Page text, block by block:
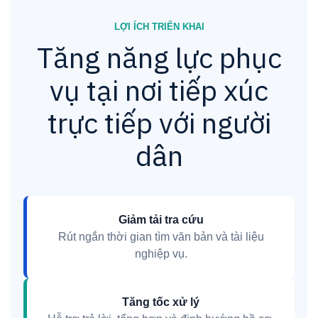
LỢI ÍCH TRIỂN KHAI
Tăng năng lực phục
vụ tại nơi tiếp xúc
trực tiếp với người
dân
Giảm tải tra cứu
Rút ngắn thời gian tìm văn bản và tài liệu
nghiệp vụ.
Tăng tốc xử lý